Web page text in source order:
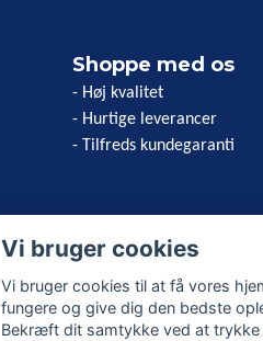
Shoppe med os
- Høj kvalitet
- Hurtige leverancer
- Tilfreds kundegaranti
Vi bruger cookies
Vi bruger cookies til at få vores
fungere og give dig den bedste
Bekræft dit samtykke ved at trykke